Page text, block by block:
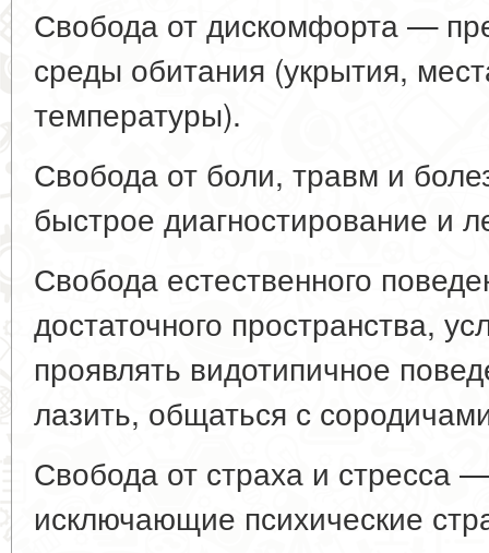
Свобода от дискомфорта —
среды обитания (укрытия,
температуры).
Свобода от боли, травм и
быстрое диагностирование и
Свобода естественного
достаточного пространства,
проявлять видотипичное
лазить, общаться с
Свобода от страха и стресса
исключающие психические